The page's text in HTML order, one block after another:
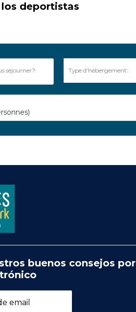
los deportistas
séjourner?: Type d'hébergement:
buenos consejos por